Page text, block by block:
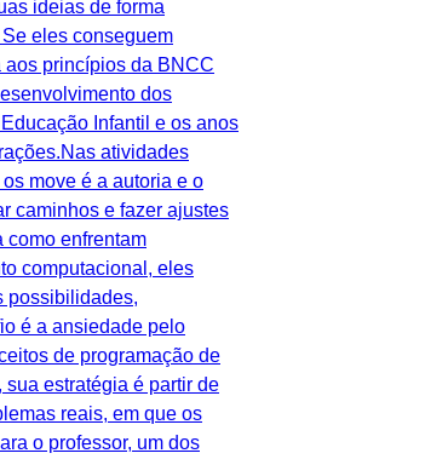
ideias de forma
eles conseguem
princípios da BNCC
dos
Infantil e os anos
atividades
move é a autoria e o
caminhos e fazer ajustes
como enfrentam
computacional, eles
possibilidades,
é a ansiedade pelo
de programação de
estratégia é partir de
reais, em que os
o professor, um dos